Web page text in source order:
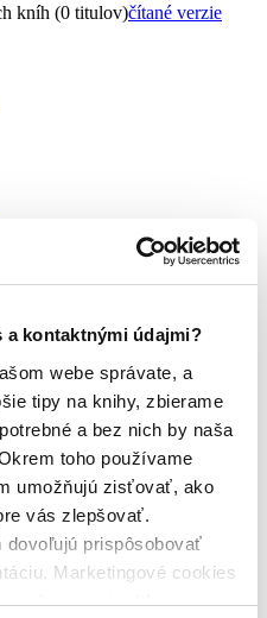
a kontaktnými údajmi?
webe správate, a
tipy na knihy, zbierame
a bez nich by naša
toho používame
umožňujú zisťovať, ako
vás zlepšovať.
dovoľujú prispôsobovať
Marketingové cookies
relevantnej reklamy.
kníh (0 titulov)čítané verzie
1
brožovaná väzba1